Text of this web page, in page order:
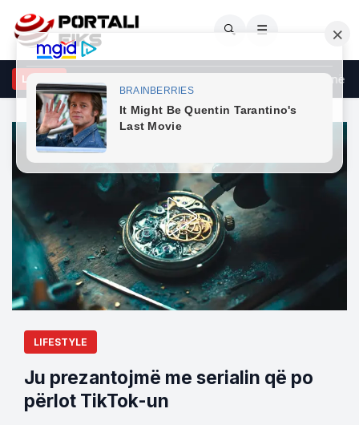
🔍 ☰
LAJME
gati 30 vitesh, Shakira rikrijon foton legjendare që u kthye në
LIFESTYLE
Ju prezantojmë me serialin që po
përlot TikTok-un